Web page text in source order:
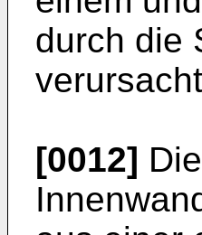
durch die
[0012]